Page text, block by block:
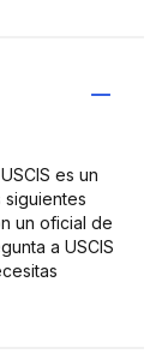
es un
un oficial de
a USCIS